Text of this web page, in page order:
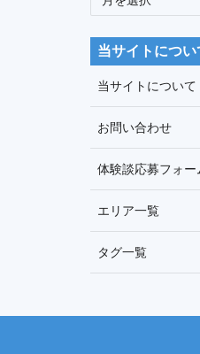
ー
カ
イ
ブ
当サイトについ
当サイトについて
お問い合わせ
体験談応募フォー
エリア一覧
タグ一覧